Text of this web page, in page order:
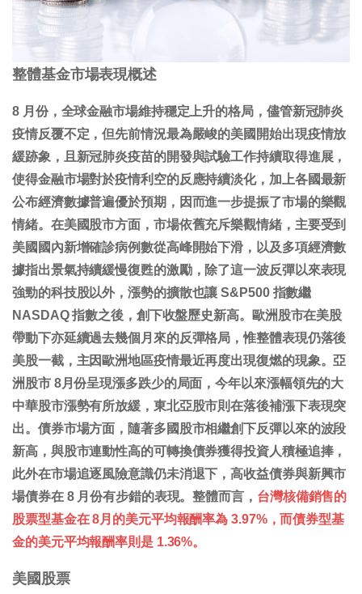
整體基金市場表現概述
8 月份，全球金融市場維持穩定上升的格局，儘管新冠肺炎
疫情反覆不定，但先前情況最為嚴峻的美國開始出現疫情放
緩跡象，且新冠肺炎疫苗的開發與試驗工作持續取得進展，
使得金融市場對於疫情利空的反應持續淡化，加上各國最新
公布經濟數據普遍優於預期，因而進一步提振了市場的樂觀
情緒。在美國股市方面，市場依舊充斥樂觀情緒，主要受到
美國國內新增確診病例數從高峰開始下滑，以及多項經濟數
據指出景氣持續緩慢復甦的激勵，除了這一波反彈以來表現
強勁的科技股以外，漲勢的擴散也讓 S&P500 指數繼
NASDAQ 指數之後，創下收盤歷史新高。歐洲股市在美股
帶動下亦延續過去幾個月來的反彈格局，惟整體表現仍落後
美股一截，主因歐洲地區疫情最近再度出現復燃的現象。亞
洲股市 8月份呈現漲多跌少的局面，今年以來漲幅領先的大
中華股市漲勢有所放緩，東北亞股市則在落後補漲下表現突
出。債券市場方面，隨著多國股市相繼創下反彈以來的波段
新高，與股市連動性高的可轉換債券獲得投資人積極追捧，
此外在市場追逐風險意識仍未消退下，高收益債券與新興市
場債券在 8 月份有步錯的表現。整體而言， 台灣核備銷售的
股票型基金在 8月的美元平均報酬率為 3.97%，而債券型基
金的美元平均報酬率則是 1.36%。
美國股票